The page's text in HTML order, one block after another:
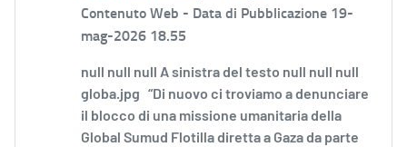
Contenuto Web - Data di Pubblicazione 19-
mag-2026 18.55
null null null A sinistra del testo null null null
globa.jpg “Di nuovo ci troviamo a denunciare
il blocco di una missione umanitaria della
Global Sumud Flotilla diretta a Gaza da parte